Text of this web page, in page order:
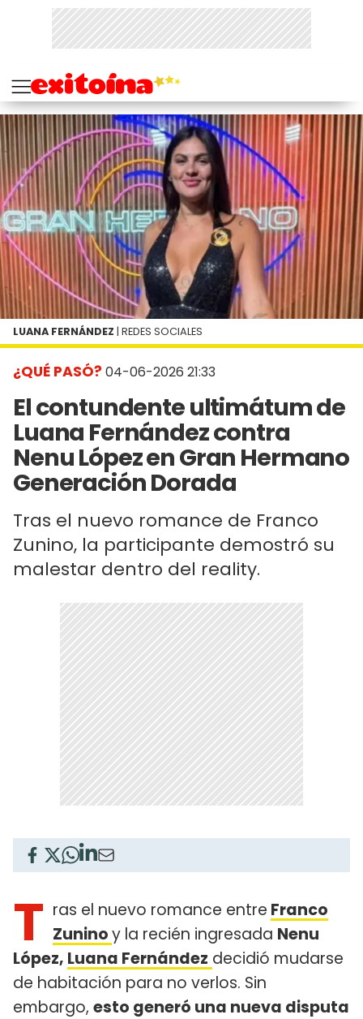
¿QUÉ PASÓ? 04-06-2026 21:33
El contundente ultimátum de
Luana Fernández contra
Nenu López en Gran Hermano
Generación Dorada
Tras el nuevo romance de Franco
Zunino, la participante demostró su
malestar dentro del reality.
LUANA FERNÁNDEZ | REDES SOCIALES
T ras el nuevo romance entre Franco
Zuninoy la recién ingresada Nenu
López, Luana Fernández decidió mudarse
de habitación para no verlos. Sin
embargo, esto generó una nueva disputa